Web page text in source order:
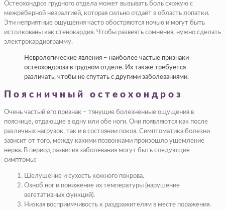
Остеохондроз грудного отдела может вызывать боль схожую с
межрёберной невралгией, которая сильно отдаёт в область лопатки.
Эти неприятные ощущения часто обостряются ночью и могут быть
истолкованы как стенокардия. Чтобы развеять сомнения, нужно сделать
электрокардиограмму.
Неврологические явления – наиболее частые признаки
остеохондроза в грудном отделе. Их также требуется
различать, чтобы не спутать с другими заболеваниями.
Поясничный остеохондроз
Очень частый его признак – тянущие болезненные ощущения в
пояснице, отдающие в одну или обе ноги. Они появляются как после
различных нагрузок, так и в состоянии покоя. Симптоматика болезни
зависит от того, между какими позвонками произошло ущемление
нерва. В период развития заболевания могут быть следующие
симптомы:
Шелушение и сухость кожного покрова.
Озноб ног и понижение их температуры (нарушение
вегетативных функций).
Низкая восприимчивость к раздражителям в месте поражения.